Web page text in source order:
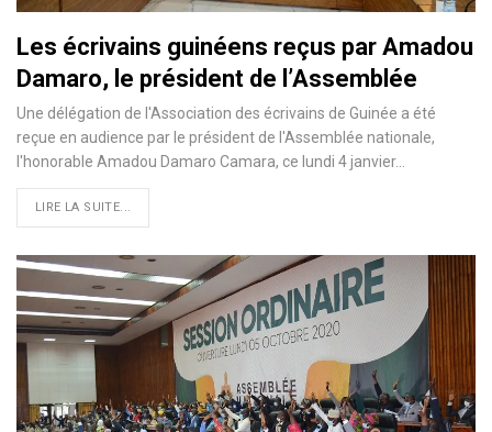
Les écrivains guinéens reçus par Amadou
Damaro, le président de l’Assemblée
Une délégation de l'Association des écrivains de Guinée a été
reçue en audience par le président de l'Assemblée nationale,
l'honorable Amadou Damaro Camara, ce lundi 4 janvier…
LIRE LA SUITE...